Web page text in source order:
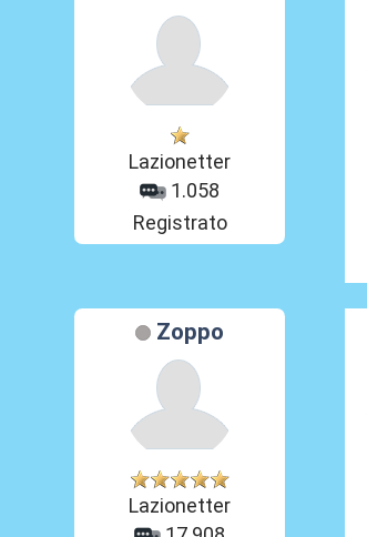
Lazionetter
1.058
Registrato
Zoppo
Lazionetter